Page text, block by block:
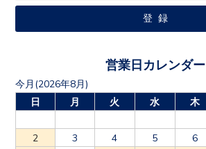
営業日カレンダー
今月(2026年8月)
日
月 火 水 木
2
3 4 5 6